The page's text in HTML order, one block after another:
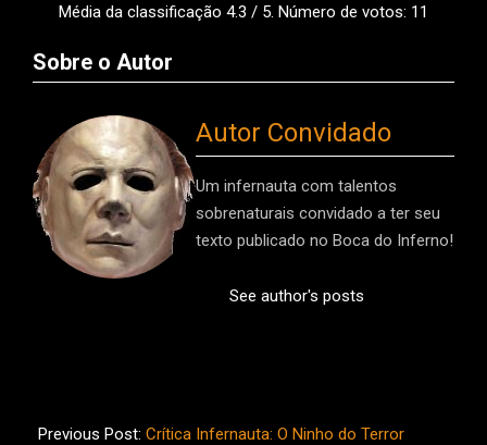
Média da classificação 4.3 / 5. Número de votos: 11
Sobre o Autor
Autor Convidado
Um infernauta com talentos
sobrenaturais convidado a ter seu
texto publicado no Boca do Inferno!
See author's posts
06-
Previous Post: Crítica Infernauta: O Ninho do Terror